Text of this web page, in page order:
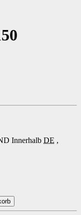
Innerhalb DE ,